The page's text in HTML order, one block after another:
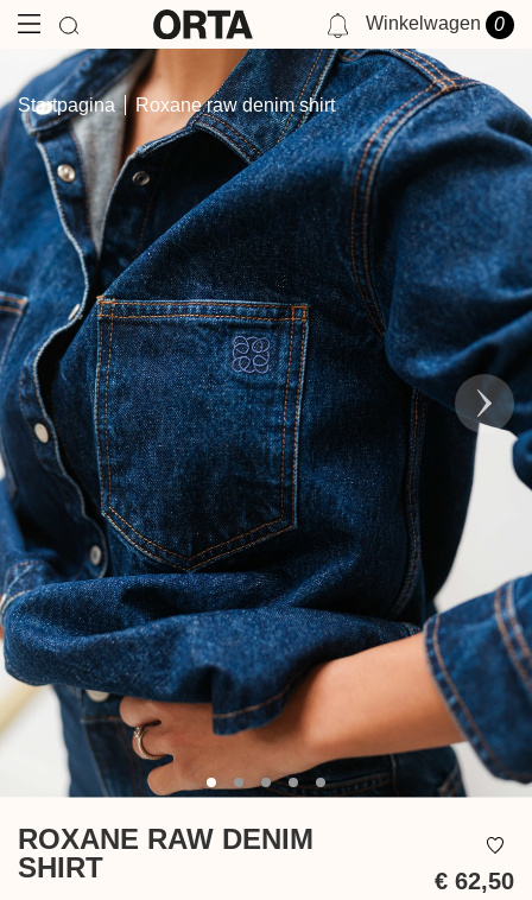
NOTIFICATIES
JE HEBT GEEN MELDING OP DIT MOMENT.
Winkelwagen 0
Startpagina Roxane raw denim shirt
ROXANE RAW DENIM
SHIRT
€ 62,50